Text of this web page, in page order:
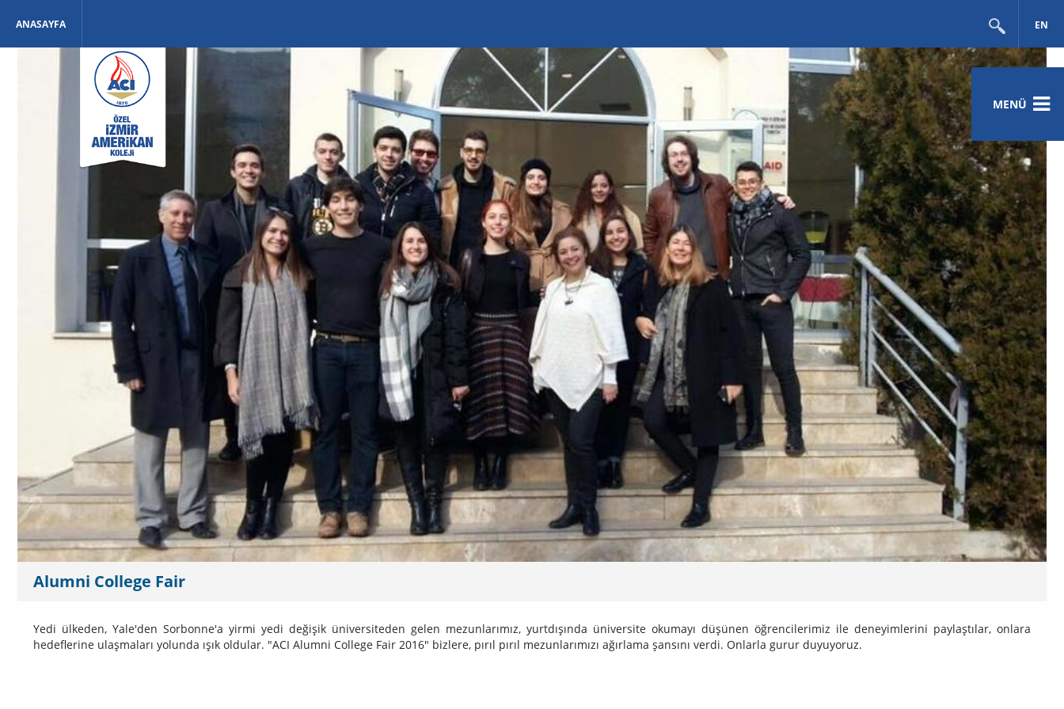
ANASAYFA EN
MENÜ
Alumni College Fair
Yedi ülkeden, Yale'den Sorbonne'a yirmi yedi değişik üniversiteden gelen mezunlarımız, yurtdışında üniversite okumayı düşünen öğrencilerimiz ile deneyimlerini paylaştılar, onlara
hedeflerine ulaşmaları yolunda ışık oldular. "ACI Alumni College Fair 2016" bizlere, pırıl pırıl mezunlarımızı ağırlama şansını verdi. Onlarla gurur duyuyoruz.